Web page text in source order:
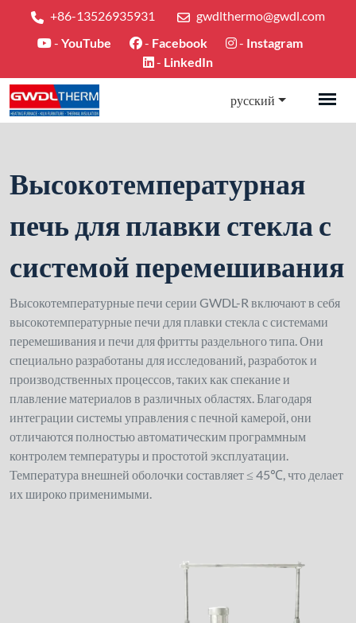
+86-13526935931
gwdlthermo@gwdl.com
- YouTube - Facebook - Instagram
- LinkedIn
русский
Высокотемпературная
печь для плавки стекла с
системой перемешивания
Высокотемпературные печи серии GWDL-R включают в себя
высокотемпературные печи для плавки стекла с системами
перемешивания и печи для фритты раздельного типа. Они
специально разработаны для исследований, разработок и
производственных процессов, таких как спекание и
плавление материалов в различных областях. Благодаря
интеграции системы управления с печной камерой, они
отличаются полностью автоматическим программным
контролем температуры и простотой эксплуатации.
Температура внешней оболочки составляет ≤ 45℃, что делает
их широко применимыми.